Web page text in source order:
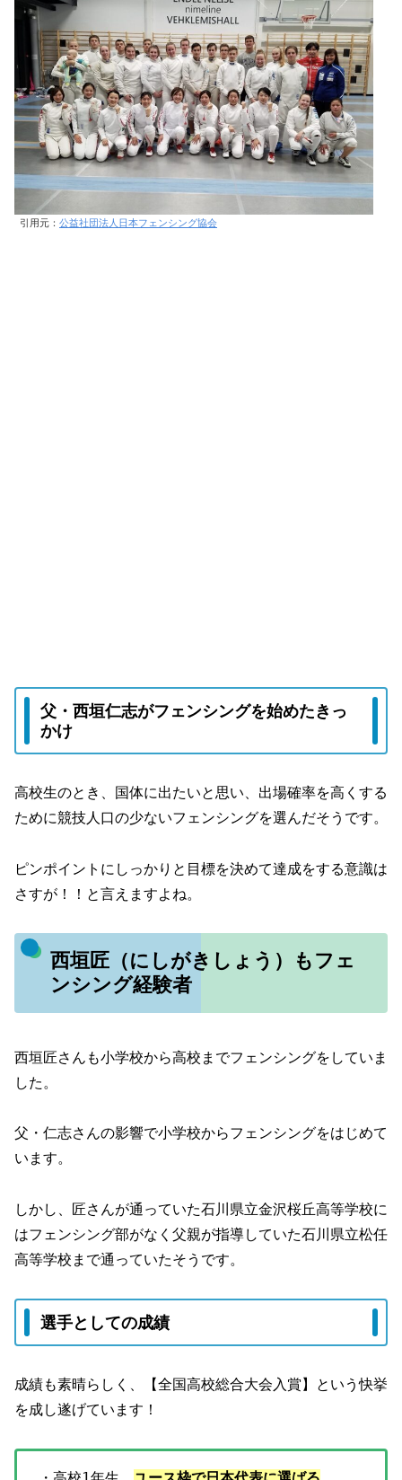
引用元： 公益社団法人日本フェンシング協会
父・西垣仁志がフェンシングを始めたきっ
かけ
高校生のとき、国体に出たいと思い、出場確率を高くする
ために競技人口の少ないフェンシングを選んだそうです。
ピンポイントにしっかりと目標を決めて達成をする意識は
さすが！！と言えますよね。
西垣匠（にしがきしょう）もフェ
ンシング経験者
西垣匠さんも小学校から高校までフェンシングをしていま
した。
父・仁志さんの影響で小学校からフェンシングをはじめて
います。
しかし、匠さんが通っていた石川県立金沢桜丘高等学校に
はフェンシング部がなく父親が指導していた石川県立松任
高等学校まで通っていたそうです。
選手としての成績
成績も素晴らしく、【全国高校総合大会入賞】という快挙
を成し遂げています！